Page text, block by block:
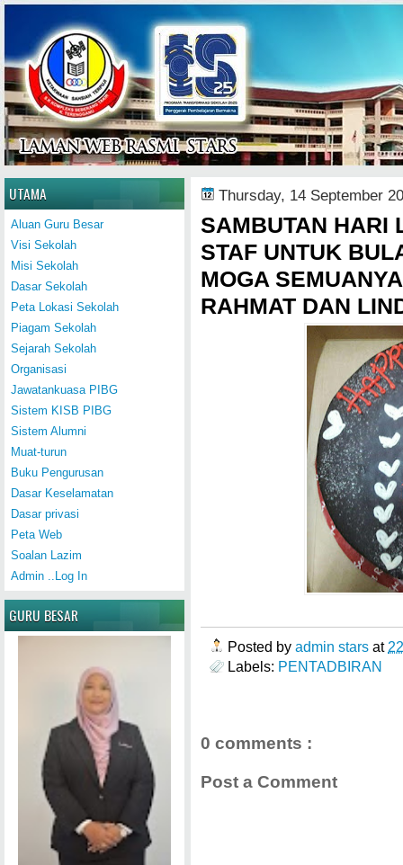
Home
Thursday, 14 September
SAMBUTAN HARI
STAF UNTUK
MOGA
RAHMAT DAN
Posted by admin stars at
Labels: PENTADBIRAN
0 comments :
Post a Comment
UTAMA
Aluan Guru Besar
Visi Sekolah
Misi Sekolah
Dasar Sekolah
Peta Lokasi Sekolah
Piagam Sekolah
Sejarah Sekolah
Organisasi
Jawatankuasa PIBG
Sistem KISB PIBG
Sistem Alumni
Muat-turun
Buku Pengurusan
Dasar Keselamatan
Dasar privasi
Peta Web
Soalan Lazim
Admin ..Log In
GURU BESAR